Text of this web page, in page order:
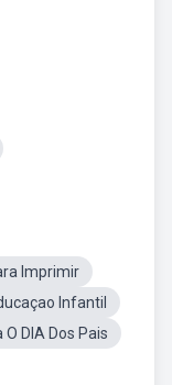
Imprimir
Infantil
DIA Dos Pais